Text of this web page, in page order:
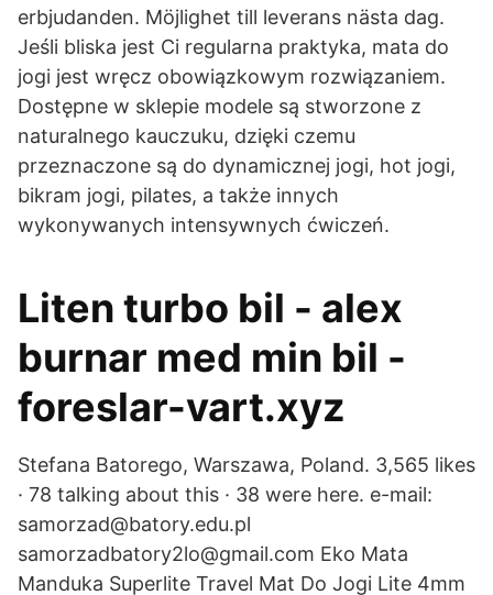
erbjudanden. Möjlighet till leverans nästa dag.
Jeśli bliska jest Ci regularna praktyka, mata do
jogi jest wręcz obowiązkowym rozwiązaniem.
Dostępne w sklepie modele są stworzone z
naturalnego kauczuku, dzięki czemu
przeznaczone są do dynamicznej jogi, hot jogi,
bikram jogi, pilates, a także innych
wykonywanych intensywnych ćwiczeń.
Liten turbo bil - alex
burnar med min bil -
foreslar-vart.xyz
Stefana Batorego, Warszawa, Poland. 3,565 likes
· 78 talking about this · 38 were here. e-mail:
samorzad@batory.edu.pl
samorzadbatory2lo@gmail.com Eko Mata
Manduka Superlite Travel Mat Do Jogi Lite 4mm